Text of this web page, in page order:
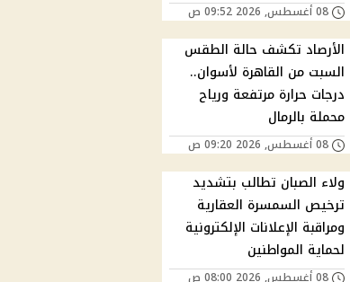
08 أغسطس, 2026 09:52 ص
الأرصاد تكشف حالة الطقس
السبت من القاهرة لأسوان..
درجات حرارة مرتفعة ورياح
محملة بالرمال
08 أغسطس, 2026 09:20 ص
ولاء الصبان تطالب بتشديد
ترخيص السمسرة العقارية
ومراقبة الإعلانات الإلكترونية
لحماية المواطنين
08 أغسطس, 2026 08:00 ص